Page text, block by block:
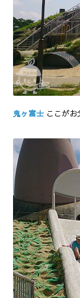
鬼ヶ富士 ここがお